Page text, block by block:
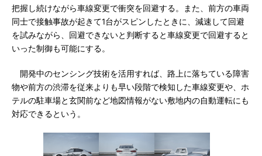
把握し続けながら車線変更で衝突を回避する。また、前方の車両
同士で接触事故が起きて1台がスピンしたときに、減速して回避
を試みながら、回避できないと判断すると車線変更で回避すると
いった制御も可能にする。
開発中のセンシング技術を活用すれば、路上に落ちている障害
物や前方の渋滞を従来よりも早い段階で検知した車線変更や、ホ
テルの駐車場と玄関前など地図情報がない敷地内の自動運転にも
対応できるという。